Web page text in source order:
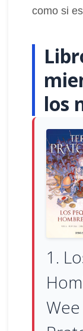
como si
los
1.